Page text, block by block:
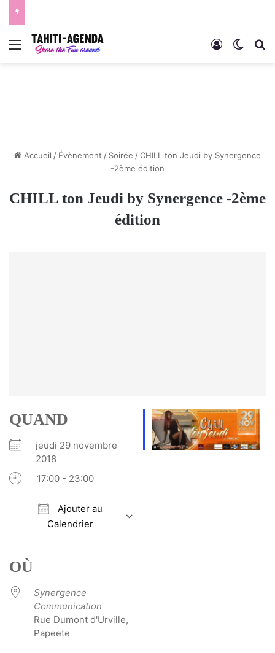
Menu Connexion
Accueil / Évènement / Soirée /CHILL ton Jeudi by Synergence
-2ème édition
CHILL ton Jeudi by Synergence -2ème
édition
QUAND
jeudi 29 novembre
2018
17:00 - 23:00
Ajouter au
Calendrier
OÙ
Synergence
Communication
Rue Dumont d'Urville,
Papeete